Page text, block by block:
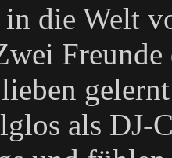
in die Welt
als